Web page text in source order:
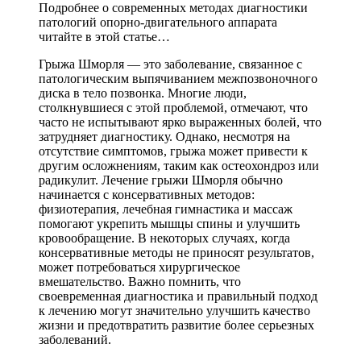
Подробнее о современных методах диагностики
патологий опорно-двигательного аппарата
читайте в этой статье…
Грыжа Шморля — это заболевание, связанное с
патологическим выпячиванием межпозвоночного
диска в тело позвонка. Многие люди,
столкнувшиеся с этой проблемой, отмечают, что
часто не испытывают ярко выраженных болей, что
затрудняет диагностику. Однако, несмотря на
отсутствие симптомов, грыжа может привести к
другим осложнениям, таким как остеохондроз или
радикулит. Лечение грыжи Шморля обычно
начинается с консервативных методов:
физиотерапия, лечебная гимнастика и массаж
помогают укрепить мышцы спины и улучшить
кровообращение. В некоторых случаях, когда
консервативные методы не приносят результатов,
может потребоваться хирургическое
вмешательство. Важно помнить, что
своевременная диагностика и правильный подход
к лечению могут значительно улучшить качество
жизни и предотвратить развитие более серьезных
заболеваний.